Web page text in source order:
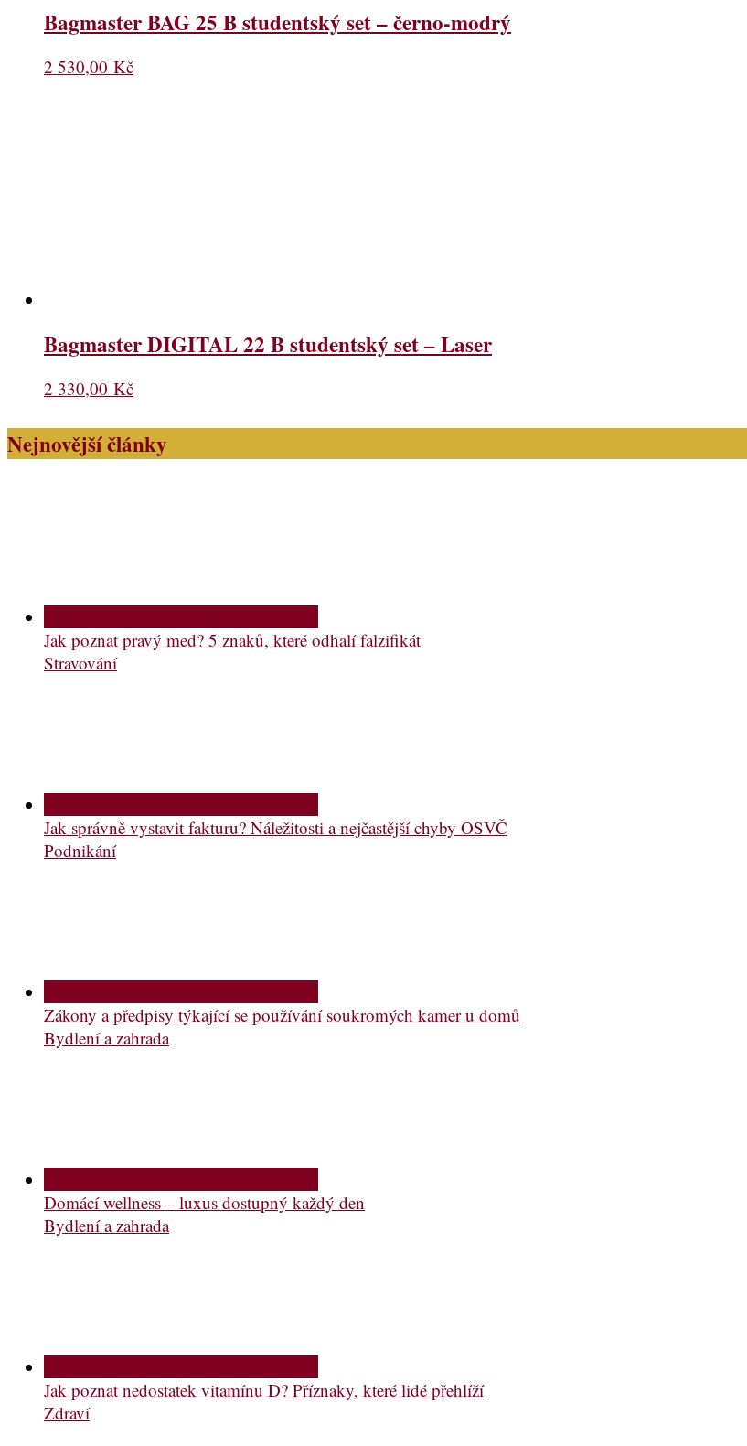
Bagmaster BAG 25 B studentský set – černo-modrý
2 530,00 Kč
Bagmaster DIGITAL 22 B studentský set – Laser
2 330,00 Kč
Nejnovější články
Jak poznat pravý med? 5 znaků, které odhalí falzifikát
Stravování
Jak správně vystavit fakturu? Náležitosti a nejčastější chyby OSVČ
Podnikání
Zákony a předpisy týkající se používání soukromých kamer u domů
Bydlení a zahrada
Domácí wellness – luxus dostupný každý den
Bydlení a zahrada
Jak poznat nedostatek vitamínu D? Příznaky, které lidé přehlíží
Zdraví